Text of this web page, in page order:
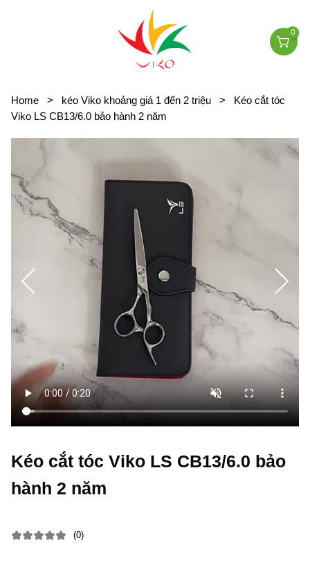
0
Home > kéo Viko khoảng giá 1 đến 2 triệu >
Kéo cắt tóc
Viko LS CB13/6.0 bảo hành 2 năm
Kéo cắt tóc Viko LS CB13/6.0 bảo
hành 2 năm
(0)